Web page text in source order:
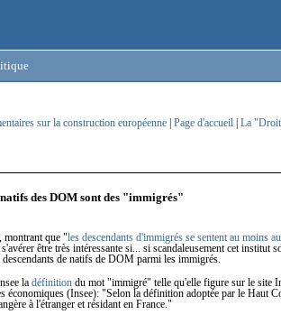
sur la construction européenne Page d'accueil
La
des DOM sont des "immigrés"
montrant que "les descendants d'immigrés se sentent au moins
être très intéressante si... si scandaleusement cet institut
de natifs de DOM parmi les immigrés.
la définition du mot "immigré" telle qu'elle figure sur le site
économiques (Insee): "Selon la définition adoptée par le Haut
à l'étranger et résidant en France."